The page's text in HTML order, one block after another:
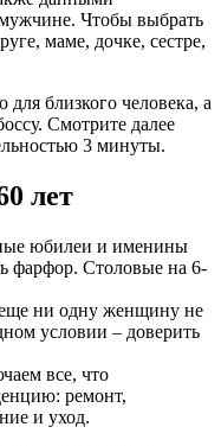
Чтобы выбрать
маме, дочке, сестре,
близкого человека, а
Смотрите далее
3 минуты.
лет
юбилеи и именины
фарфор. Столовые на 6-
ни одну женщину не
условии – доверить
все, что
ремонт,
и уход.